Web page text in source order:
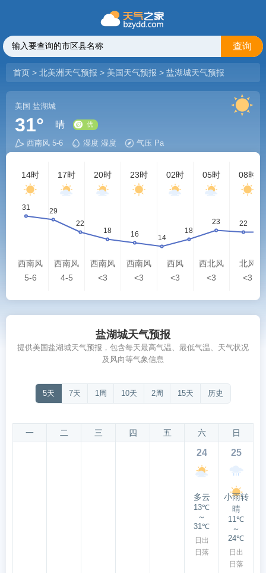
查询
首页 > 北美洲天气预报 > 美国天气预报 > 盐湖城天气预报
美国 盐湖城
31° 晴
西南风 5-6 湿度 湿度 气压 Pa
14时
西南风
5-6
17时
西南风
4-5
20时
西南风
<3
23时
西南风
<3
02时
西风
<3
05时
西北风
<3
08时
北风
<3
盐湖城天气预报
提供美国盐湖城天气预报，包含每天最高气温、最低气温、天气状况
及风向等气象信息
5天 7天 1周 10天 2周 15天 历史
一 二 三 四 五 六 日
24
多云
13℃
～
31℃
日出
日落
25
小雨转
晴
11℃
～
24℃
日出
日落